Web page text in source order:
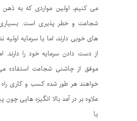
می کنیم، اولین مواردی که به
شجاعت و خطر پذیری است. بسیاری
های خوبی دارند، اما یا سرمایه اولیه
از دست دادن سرمایه خود را دارند.
موفق از چاشنی شجاعت استفاده
خواهند هر طور شده کسب و کاری راه
علاوه بر در آمد بالا انگیزه هایی
یا